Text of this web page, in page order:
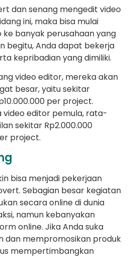
dan senang mengedit video
ini, maka bisa mulai
banyak perusahaan yang
begitu, Anda dapat bekerja
kepribadian yang dimiliki.
video editor, mereka akan
besar, yaitu sekitar
per project.
editor pemula, rata-
sekitar Rp2.000.000
project.
bisa menjadi pekerjaan
Sebagian besar kegiatan
secara online di dunia
namun kebanyakan
online. Jika Anda suka
dan mempromosikan produk
mempertimbangkan